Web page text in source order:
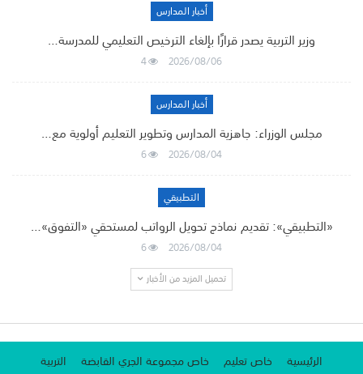
أخبار المدارس
وزير التربية يصدر قرارًا بإلغاء الترخيص التعليمي للمدرسة…
2026/08/06
4
أخبار المدارس
مجلس الوزراء: جاهزية المدارس وتطوير التعليم أولوية مع…
2026/08/04
6
التطبيقي
«التطبيقي»: تقديم نماذج تحويل الرواتب لمستحقي «التفوق»…
2026/08/04
6
تحميل المزيد من الأخبار
الرئيسية خاص تعليم خاص مجموعة الجري القابضة
التربية